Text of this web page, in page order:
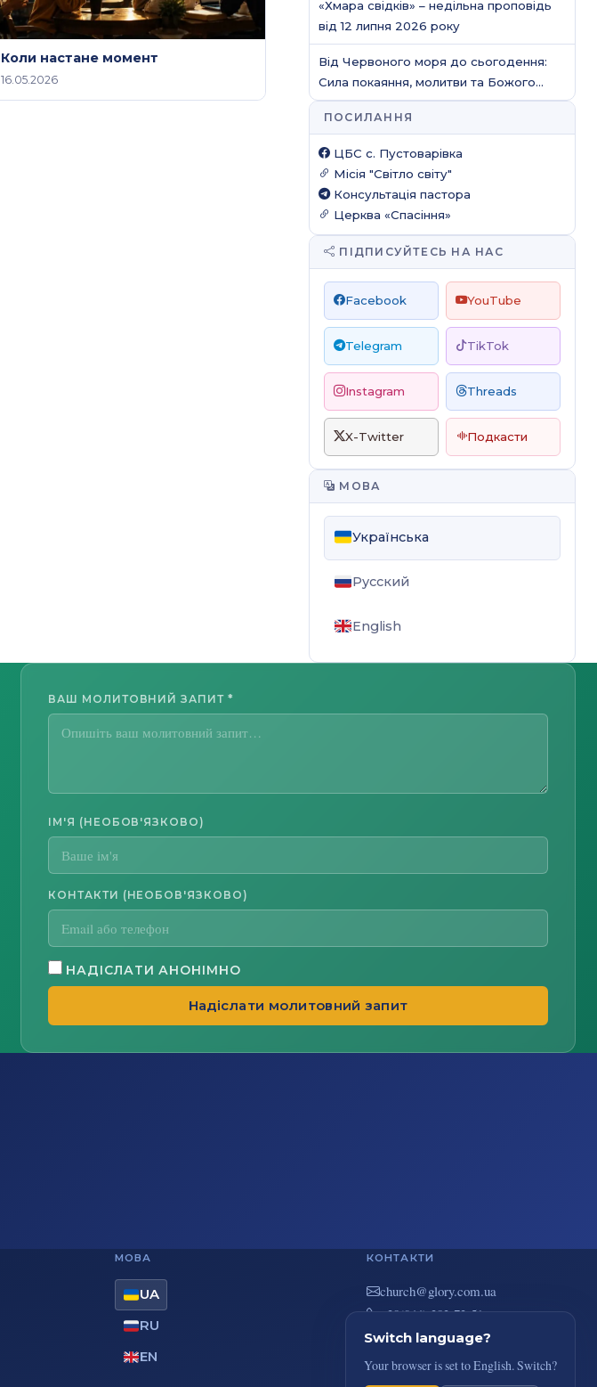
Коли настане момент
16.05.2026
«Хмара свідків» – недільна проповідь
від 12 липня 2026 року
Від Червоного моря до сьогодення:
Сила покаяння, молитви та Божого
захисту
ПОСИЛАННЯ
ЦБС c. Пустоварівка
Місія "Світло світу"
Консультація пастора
Церква «Спасіння»
ПІДПИСУЙТЕСЬ НА НАС
Facebook YouTube
Telegram TikTok
Instagram Threads
X-Twitter Подкасти
МОВА
Українська
Русский
English
ВАШ МОЛИТОВНИЙ ЗАПИТ *
ІМ'Я (НЕОБОВ'ЯЗКОВО)
КОНТАКТИ (НЕОБОВ'ЯЗКОВО)
НАДІСЛАТИ АНОНІМНО
Надіслати молитовний запит
МОВА
UA
RU
EN
КОНТАКТИ
au.moc.yrolg@hcruhc
+38(044) 383-73-51
вул. В. Покотила 7/2, Київ
Switch language?
Your browser is set to English. Switch?